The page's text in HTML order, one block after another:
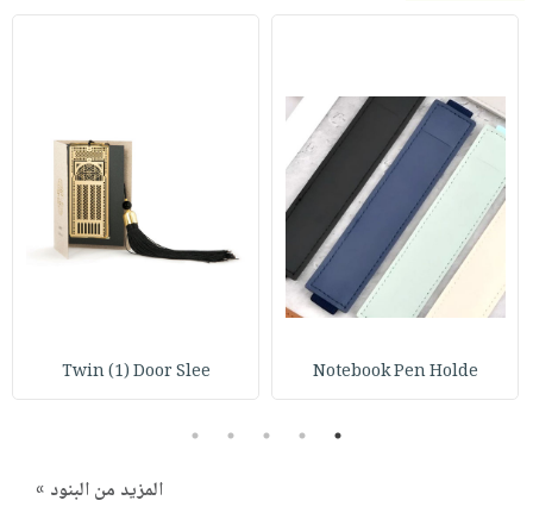
Notebook Pen Holde
Twin (1) Door Slee
1
2
3
4
5
المزيد من البنود »